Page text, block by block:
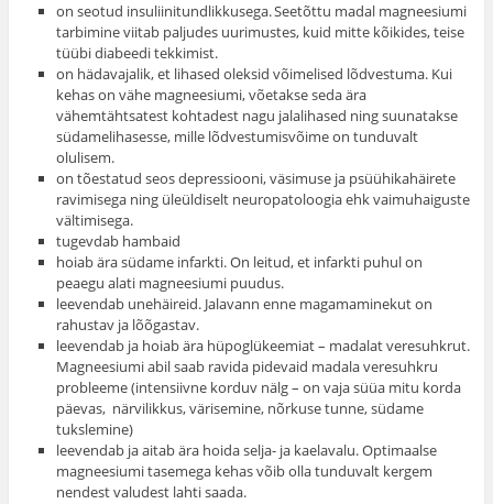
on seotud insuliinitundlikkusega.Seetõttu madal magneesiumi
tarbimine viitab paljudes uurimustes, kuid mitte kõikides, teise
tüübi diabeedi tekkimist.
on hädavajalik, et lihased oleksid võimelised lõdvestuma. Kui
kehas on vähe magneesiumi, võetakse seda ära
vähemtähtsatest kohtadest nagu jalalihased ning suunatakse
südamelihasesse, mille lõdvestumisvõime on tunduvalt
olulisem.
on tõestatud seos depressiooni, väsimuse ja psüühikahäirete
ravimisega ning üleüldiselt neuropatoloogia ehk vaimuhaiguste
vältimisega.
tugevdab hambaid
hoiab ära südame infarkti. On leitud, et infarkti puhul on
peaegu alati magneesiumi puudus.
leevendab unehäireid. Jalavann enne magamaminekut on
rahustav ja lõõgastav.
leevendab ja hoiab ära hüpoglükeemiat – madalat veresuhkrut.
Magneesiumi abil saab ravida pidevaid madala veresuhkru
probleeme (intensiivne korduv nälg – on vaja süüa mitu korda
päevas, närvilikkus, värisemine, nõrkuse tunne, südame
tukslemine)
leevendab ja aitab ära hoida selja- ja kaelavalu. Optimaalse
magneesiumi tasemega kehas võib olla tunduvalt kergem
nendest valudest lahti saada.